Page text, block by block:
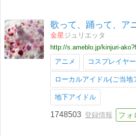
歌って、踊って、ア
金星 ジュリエッタ
http://s.ameblo.jp/kinjuri-
アニメ
コスプレイヤー
ローカルアイドル(ご当地
地下アイドル
1748503 登録情報